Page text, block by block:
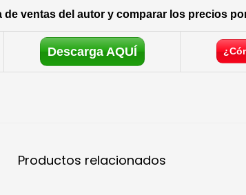
de ventas del autor y comparar los precios
Descarga AQUÍ
Productos relacionados